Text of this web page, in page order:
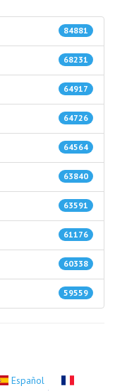
84881
68231
64917
64726
64564
63840
63591
61176
60338
59559
Español